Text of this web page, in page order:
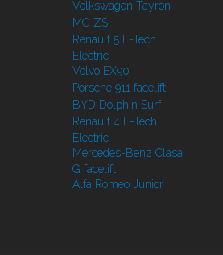
Volkswagen Tayron
MG ZS
Renault 5 E-Tech
Electric
Volvo EX90
Porsche 911 facelift
BYD Dolphin Surf
Renault 4 E-Tech
Electric
Mercedes-Benz Clasa
G facelift
Alfa Romeo Junior